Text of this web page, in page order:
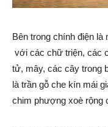
Bên trong chính điện
với các chữ triện, các
tử, mây, các cây trong
là trần gỗ che kín mái
chim phượng xoè rộng